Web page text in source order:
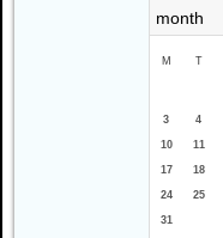
M T
3 4
10 11
17 18
24 25
31